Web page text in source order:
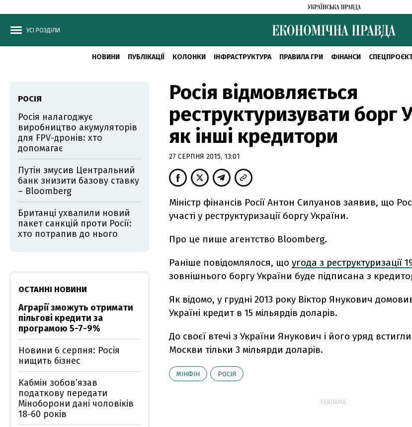
УСІ РОЗДІЛИ
НОВИНИ ПУБЛІКАЦІЇ КОЛОНКИ ІНФРАСТРУКТУРА ПРАВИЛА ГРИ ФІНАНСИ
Росія відмовляється
реструктуризувати борг
як інші кредитори
27 СЕРПНЯ 2015, 13:01
Міністр фінансів Росії Антон Силуанов заявив, що
участі у реструктуризації боргу України.
Про це пише агентство Bloomberg.
Раніше повідомлялося, що угода з реструктуризації
зовнішнього боргу України буде підписана з
Як відомо, у грудні 2013 року Віктор Янукович
Україні кредит в 15 мільярдів доларів.
До своєї втечі з України Янукович і його уряд
Москви тільки 3 мільярди доларів.
МІНФІН РОСІЯ
РЕКЛАМА:
РОСІЯ
Росія налагоджує
виробництво акумуляторів
для FPV-дронів: хто
допомагає
Путін змусив Центральний
банк знизити базову ставку
– Bloomberg
Британці ухвалили новий
пакет санкцій проти Росії:
хто потрапив до нього
ОСТАННІ НОВИНИ
Аграрії зможуть отримати
пільгові кредити за
програмою 5-7-9%
Новини 6 серпня: Росія
нищить бізнес
Кабмін зобовʼязав
податкову передати
Міноборони дані чоловіків
18-60 років